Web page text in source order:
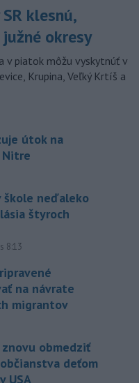
klesnú,
okresy
v piatok môžu vyskytnúť v
Krupina, Veľký Krtíš a
útok na
Nitre
škole neďaleko
štyroch
8:13
na návrate
migrantov
znovu obmedziť
deťom
USA